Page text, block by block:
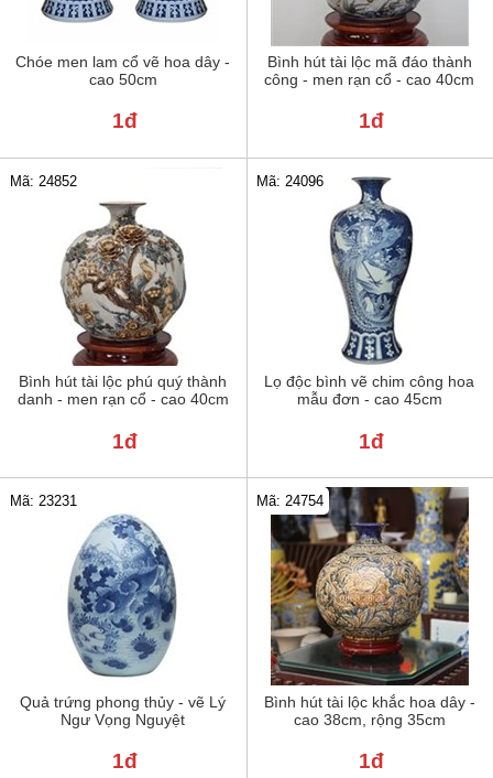
Chóe men lam cổ vẽ hoa dây -
cao 50cm
1đ
Bình hút tài lộc mã đáo thành
công - men rạn cổ - cao 40cm
1đ
Bình hút tài lộc phú quý thành
danh - men rạn cổ - cao 40cm
Mã: 24852
1đ
Lọ độc bình vẽ chim công hoa
mẫu đơn - cao 45cm
Mã: 24096
1đ
Quả trứng phong thủy - vẽ Lý
Ngư Vọng Nguyệt
Mã: 23231
1đ
Bình hút tài lộc khắc hoa dây -
cao 38cm, rộng 35cm
Mã: 24754
1đ